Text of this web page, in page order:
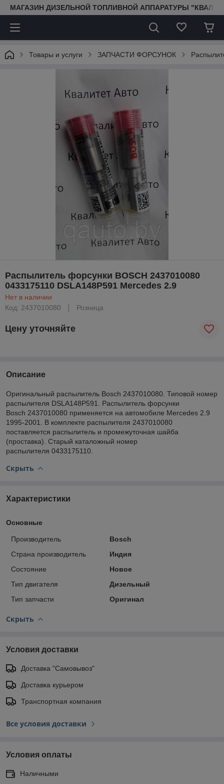
МАГАЗИН ДИЗЕЛЬНОЙ ТОПЛИВНОЙ АППАРАТУРЫ
Товары и услуги ЗАПЧАСТИ ФОРСУНОК
Распылитель форсунки BOSCH 2437010080
0433175110 DSLA148P591 Mercedes 2.9
Нет в наличии
Код: 2437010080
Розница
Цену уточняйте
Описание
Оригинальный распылитель Bosch 2437010080. Типовой номер
распылителя DSLA148P591. Распылитель форсунки
Bosch 2437010080 применяется на автомобиле Mercedes 2.9
1995-2001. В комплекте распылителя 2437010080
поставляется распылитель и промежуточная шайба
(проставка). Старый каталожный номер
распылителя 0433175110.
Скрыть
Характеристики
Основные
Производитель
Bosch
Страна производитель
Индия
Состояние
Новое
Тип двигателя
Дизельный
Тип запчасти
Оригинал
Скрыть
Условия доставки
Доставка "Самовывоз"
Доставка курьером
Транспортная компания
Все условия доставки
Условия оплаты
Наличными